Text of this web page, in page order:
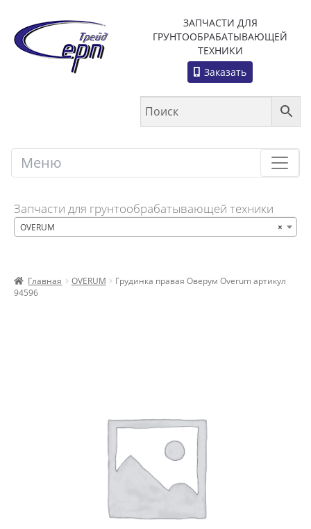
ЗАПЧАСТИ ДЛЯ
ГРУНТООБРАБАТЫВАЮЩЕЙ
ТЕХНИКИ
Заказать
Меню Меню
Запчасти для грунтообрабатывающей техники
×
OVERUM
Главная OVERUM
Грудинка правая Оверум Overum артикул
94596